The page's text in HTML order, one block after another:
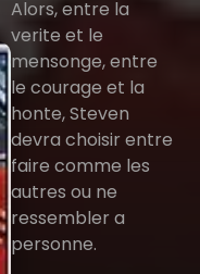
Alors, entre la
verite et le
mensonge, entre
le courage et la
honte, Steven
devra choisir entre
faire comme les
autres ou ne
ressembler a
personne.